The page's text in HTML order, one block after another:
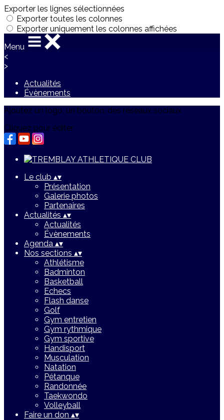
Exporter les lignes sélectionnées
Exporter toutes les colonnes
Exporter uniquement les colonnes affichées
Menu
<
>
Actualités
Évènements
Ajoutez un logo, un bouton, des réseaux sociaux
Cliquez pour éditer
Le club ▴▾
Présentation
Galerie photos
Partenaires
Actualités ▴▾
Actualités
Évènements
Agenda ▴▾
Nos sections ▴▾
Athlétisme
Badminton
Basketball
Echecs
Flash danse
Golf
Gym entretien
Gym rythmique
Gym sportive
Handisport
Musculation
Natation
Pétanque
Randonnée
Taekwondo
Volleyball
Faire un don ▴▾